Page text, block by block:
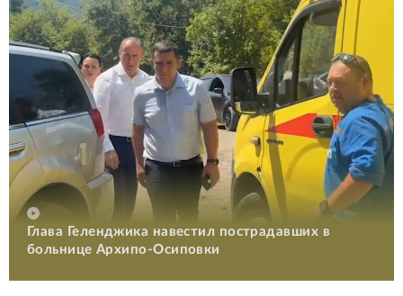
Глава Геленджика навестил пострадавших в
больнице Архипо-Осиповки